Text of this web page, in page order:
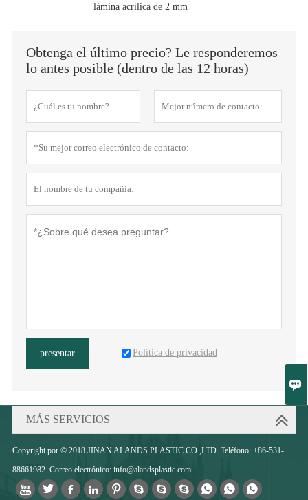

lámina acrílica de 2 mm
Obtenga el último precio? Le responderemos
lo antes posible (dentro de las 12 horas)
presentar Política de privacidad
MÁS SERVICIOS
Copyright por © 2018 JINAN ALANDS PLASTIC CO.,LTD. Teléfono: +86-531-
88661982. Correo electrónico: info@alandsplastic.com.
          